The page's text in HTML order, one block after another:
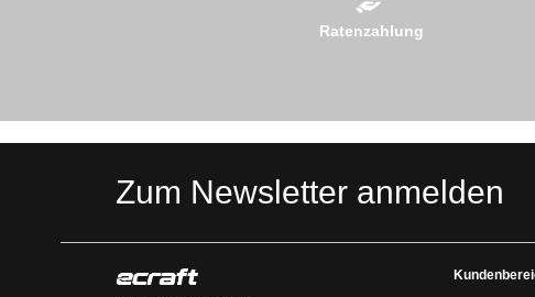
Ratenzahlung
Zum Newsletter anmelden